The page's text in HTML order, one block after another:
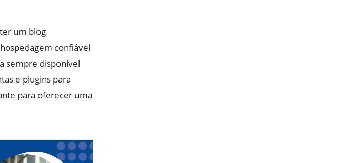
um blog
confiável
sempre disponível
e plugins para
para oferecer uma